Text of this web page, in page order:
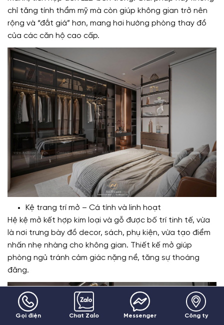
chỉ tăng tính thẩm mỹ mà còn giúp không gian trở nên
rộng và “đắt giá” hơn, mang hơi hướng phòng thay đồ
của các căn hộ cao cấp.
Kệ trang trí mở – Cá tính và linh hoạt
Hệ kệ mở kết hợp kim loại và gỗ được bố trí tinh tế, vừa
là nơi trưng bày đồ decor, sách, phụ kiện, vừa tạo điểm
nhấn nhẹ nhàng cho không gian. Thiết kế mở giúp
phòng ngủ tránh cảm giác nặng nề, tăng sự thoáng
đãng.
Gọi điện Chat Zalo Messenger Công ty